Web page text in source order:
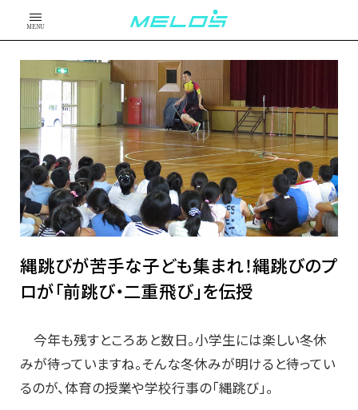
MENU
縄跳びが苦手な子ども集まれ！縄跳びのプ
ロが「前跳び・二重飛び」を伝授
今年も残すところあと数日。小学生には楽しい冬休
みが待っていますね。そんな冬休みが明けると待ってい
るのが、体育の授業や学校行事の「縄跳び」。